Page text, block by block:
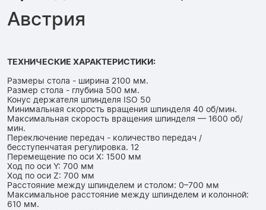
Австрия
ТЕХНИЧЕСКИЕ ХАРАКТЕРИСТИКИ:
Размеры стола - ширина 2100 мм.
Размер стола - глубина 500 мм.
Конус держателя шпинделя ISO 50
Минимальная скорость вращения шпинделя 40 об/мин.
Максимальная скорость вращения шпинделя — 1600 об/
мин.
Переключение передач - количество передач /
бесступенчатая регулировка. 12
Перемещение по оси X: 1500 мм
Ход по оси Y: 700 мм
Ход по оси Z: 700 мм
Расстояние между шпинделем и столом: 0–700 мм
Максимальное расстояние между шпинделем и колонной:
610 мм.